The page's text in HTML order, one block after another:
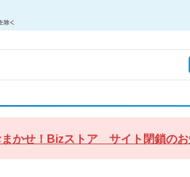
まかせ！Bizストア サイト閉鎖の